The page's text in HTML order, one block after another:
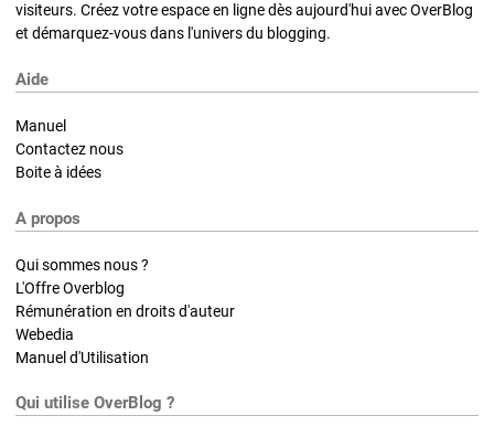
visiteurs. Créez votre espace en ligne dès aujourd'hui avec OverBlog
et démarquez-vous dans l'univers du blogging.
Aide
Manuel
Contactez nous
Boite à idées
A propos
Qui sommes nous ?
L'Offre Overblog
Rémunération en droits d'auteur
Webedia
Manuel d'Utilisation
Qui utilise OverBlog ?